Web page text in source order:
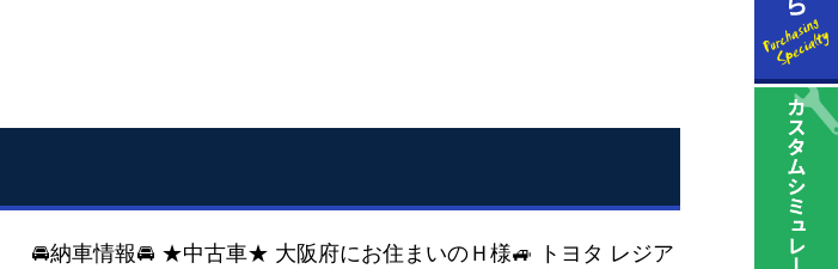
🚘納車情報🚘 ★中古車★ 大阪府にお住まいのＨ様🚙 トヨタ レジア